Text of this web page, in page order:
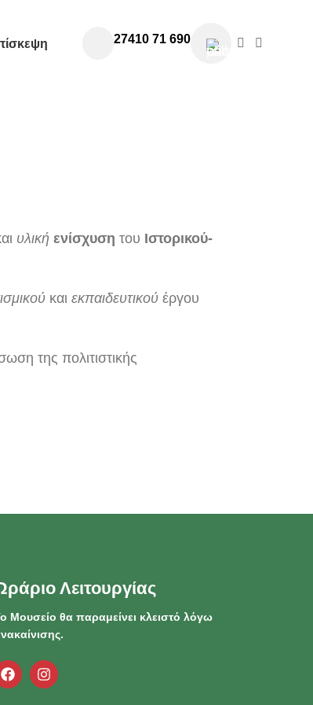
27410 71 690
υλική ενίσχυση του Ιστορικού-
και εκπαιδευτικού έργου
της πολιτιστικής
Λειτουργίας
Μουσείο θα παραμείνει κλειστό λόγω